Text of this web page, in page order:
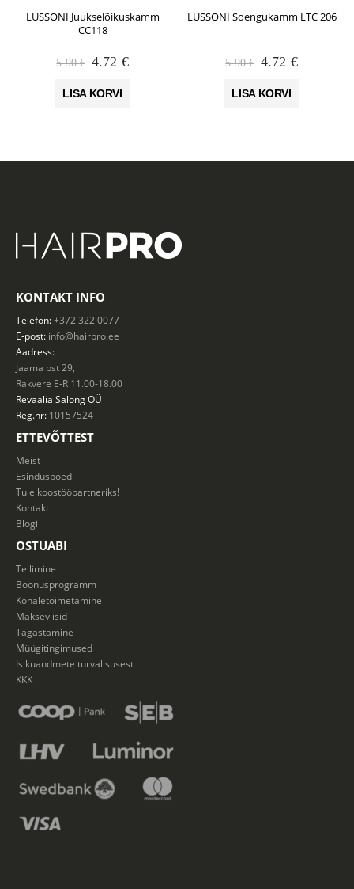
LUSSONI Juukselõikuskamm
CC118
5.90€ Algne
oli:
4.72 €Praegune
LISA KORVI
LUSSONI Soengukamm LTC 206
5.90€ Algne
oli:
4.72 €Praegune
LISA KORVI
KONTAKT INFO
Telefon:+372 322 0077
E-post: info@hairpro.ee
Aadress:
Jaama pst 29,
Rakvere E-R 11.00-18.00
Revaalia SalongOÜ
Reg.nr: 10157524
ETTEVÕTTEST
Meist
Esinduspoed
Tule koostööpartneriks!
Kontakt
Blogi
OSTUABI
Tellimine
Boonusprogramm
Kohaletoimetamine
Makseviisid
Tagastamine
Müügitingimused
Isikuandmete turvalisusest
KKK